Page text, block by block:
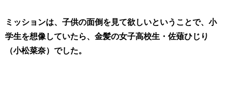
ミッションは、子供の面倒を見て欲しいということで、小
学生を想像していたら、金髪の女子高校生・佐薙ひじり
（小松菜奈）でした。